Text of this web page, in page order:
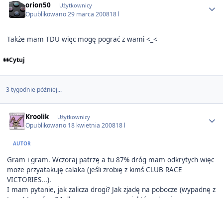
orion50 Użytkownicy
Opublikowano29 marca 200818 l
Także mam TDU więc mogę pograć z wami <_<
Cytuj
3 tygodnie później...
Kroolik Użytkownicy
Opublikowano 18 kwietnia 200818 l
AUTOR
Gram i gram. Wczoraj patrzę a tu 87% dróg mam odkrytych więc
może przyatakuję calaka (jeśli zrobię z kimś CLUB RACE
VICTORIES...).
I mam pytanie, jak zalicza drogi? Jak zjadę na pobocze (wypadnę z